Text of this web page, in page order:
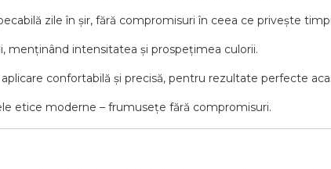
zile în șir, fără compromisuri în ceea ce privește
menținând intensitatea și prospețimea culorii.
confortabilă și precisă, pentru rezultate perfecte
etice moderne – frumusețe fără compromisuri.